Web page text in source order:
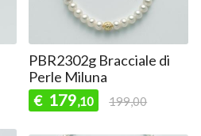
PBR2302g Bracciale di
Perle Miluna
€ 179,10 199,00